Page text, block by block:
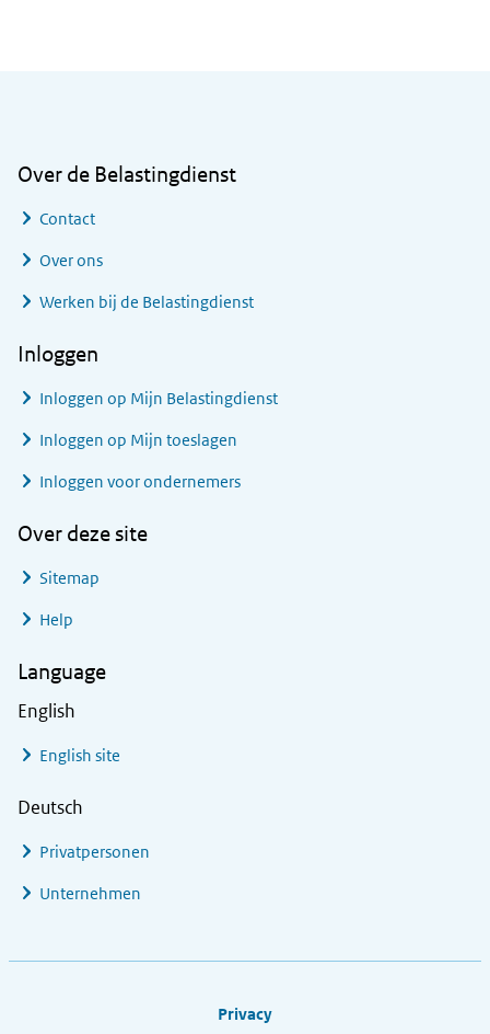
Over de Belastingdienst
Contact
Over ons
Werken bij de Belastingdienst
Inloggen
Inloggen op Mijn Belastingdienst
Inloggen op Mijn toeslagen
Inloggen voor ondernemers
Over deze site
Sitemap
Help
Language
English
English site
Deutsch
Privatpersonen
Unternehmen
Privacy